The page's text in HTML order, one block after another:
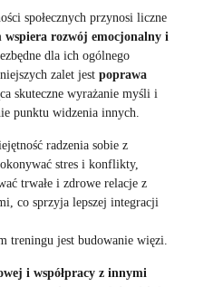
społecznych przynosi liczne
wspiera rozwój emocjonalny i
dla ich ogólnego
zalet jest poprawa
skuteczne wyrażanie myśli i
punktu widzenia innych.
radzenia sobie z
stres i konflikty,
trwałe i zdrowe relacje z
co sprzyja lepszej integracji
treningu jest budowanie więzi.
i współpracy z innymi